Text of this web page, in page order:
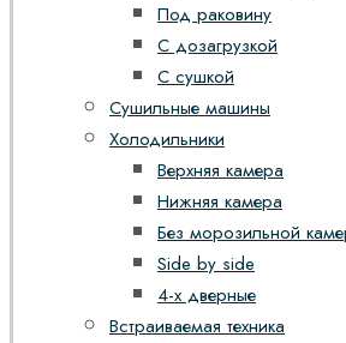
Под раковину
С дозагрузкой
С сушкой
Сушильные машины
Холодильники
Верхняя камера
Нижняя камера
Без морозильной
Side by side
4-х дверные
Встраиваемая техника